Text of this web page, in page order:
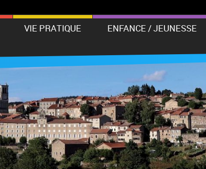
VIE PRATIQUE ENFANCE / JEUNESSE